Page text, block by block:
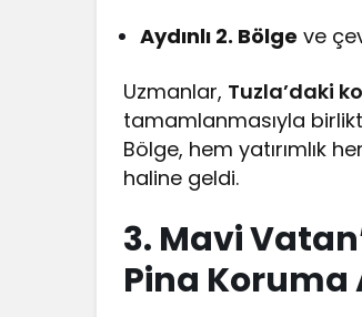
Aydınlı 2. Bölge ve
Uzmanlar, Tuzla’daki
tamamlanmasıyla
Bölge, hem yatırımlık
haline geldi.
3. Mavi
Pina Koruma